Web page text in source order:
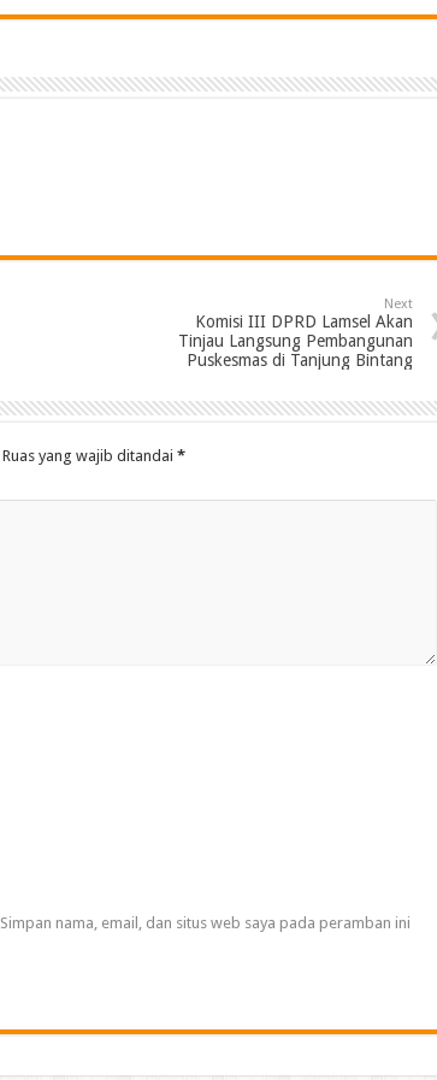
Next
Komisi III DPRD Lamsel Akan
Tinjau Langsung Pembangunan
Puskesmas di Tanjung Bintang
Ruas yang wajib ditandai *
Simpan nama, email, dan situs web saya pada peramban ini